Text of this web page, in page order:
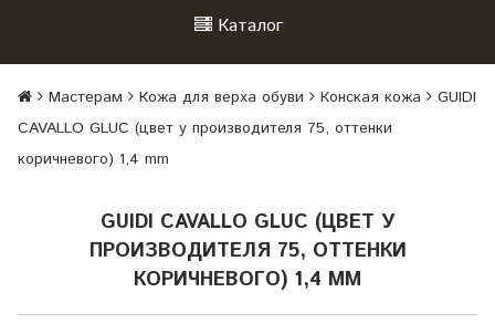
Каталог
Мастерам Кожа для верха обуви Конская кожа
GUIDI
CAVALLO GLUC (цвет у производителя 75, оттенки
коричневого) 1,4 mm
GUIDI CAVALLO GLUC (ЦВЕТ У
ПРОИЗВОДИТЕЛЯ 75, ОТТЕНКИ
КОРИЧНЕВОГО) 1,4 MM